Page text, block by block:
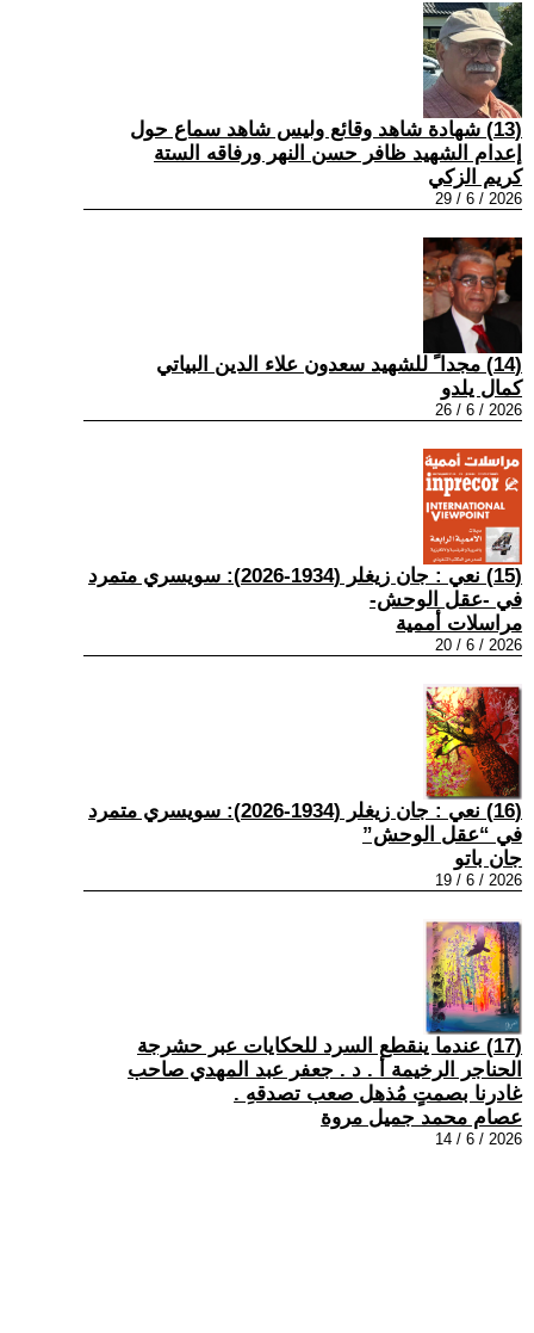
(13) شهادة شاهد وقائع وليس شاهد سماع حول
إعدام الشهيد ظافر حسن النهر ورفاقه الستة
كريم الزكي
2026 / 6 / 29
(14) مجدا ً للشهيد سعدون علاء الدين البياتي
كمال يلدو
2026 / 6 / 26
(15) نعي : جان زيغلر (1934-2026): سويسري متمرد
في -عقل الوحش-
مراسلات أممية
2026 / 6 / 20
(16) نعي : جان زيغلر (1934-2026): سويسري متمرد
في “عقل الوحش”
جان باتو
2026 / 6 / 19
(17) عندما ينقطع السرد للحكايات عبر حشرجة
الحناجر الرخيمة أ . د . جعفر عبد المهدي صاحب
غادرنا بصمتٍ مُذهل صعب تصدقهِ .
عصام محمد جميل مروة
2026 / 6 / 14